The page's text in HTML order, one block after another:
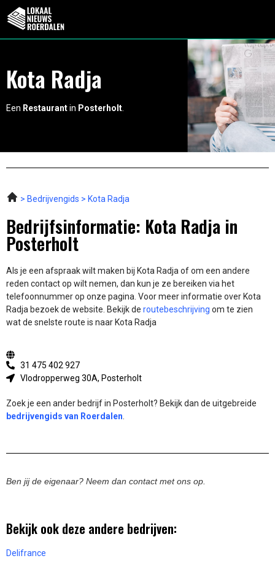
Kota Radja
Een Restaurantin Posterholt
Bedrijvengids Kota Radja
Bedrijfsinformatie: Kota Radja in
Posterholt
Als je een afspraak wilt maken bij Kota Radja of om een andere
reden contact op wilt nemen, dan kun je ze bereiken via het
telefoonnummer op onze pagina. Voor meer informatie over Kota
Radja bezoek de website. Bekijk de routebeschrijving om te zien
wat de snelste route is naar Kota Radja
31 475 402 927
Vlodropperweg 30A, Posterholt
Zoek je een ander bedrijf in Posterholt? Bekijk dan de uitgebreide
bedrijvengids van Roerdalen
Ben jij de eigenaar? Neem dan contact met ons op.
Bekijk ook deze andere bedrijven:
Delifrance